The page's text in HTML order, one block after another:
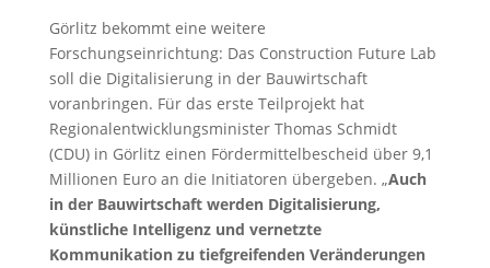
Görlitz bekommt eine weitere
Forschungseinrichtung: Das Construction Future Lab
soll die Digitalisierung in der Bauwirtschaft
voranbringen. Für das erste Teilprojekt hat
Regionalentwicklungsminister Thomas Schmidt
(CDU) in Görlitz einen Fördermittelbescheid über 9,1
Millionen Euro an die Initiatoren übergeben. „Auch
in der Bauwirtschaft werden Digitalisierung,
künstliche Intelligenz und vernetzte
Kommunikation zu tiefgreifenden Veränderungen